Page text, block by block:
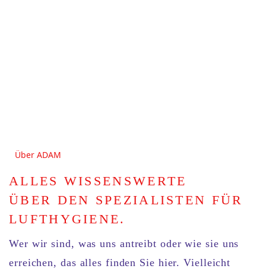
Über ADAM
ALLES WISSENSWERTE
ÜBER DEN SPEZIALISTEN FÜR
LUFTHYGIENE.
Wer wir sind, was uns antreibt oderwie sie uns
erreichen, das alles finden Sie hier. Vielleicht